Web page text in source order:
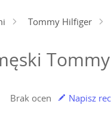
Tommy Hilfiger
Brak ocen Napisz